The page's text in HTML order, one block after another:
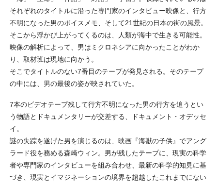
それぞれのタイトルに沿った専門家のインタビュー映像と、行方
不明になった男のボイスメモ、そして21世紀の日本の街の風景。
そこから浮かび上がってくるのは、人類が海中で生きる可能性。
映像の解析によって、男はミクロネシアに向かったことがわか
り、取材班は現地に向かう。
そこでタイトルのない7番目のテープが発見される。そのテープ
の中には、男の最後の姿が映されていた。
7本のビデオテープ残して行方不明になった男の行方を追うとい
う物語とドキュメンタリーが交差する、ドキュメント・オデッセ
イ。
謎の失踪を遂げた男を演じるのは、映画『海獣の子供』でアング
ラード役を務める森崎ウィン。男が残したテープに、現実の科学
者や専門家のインタビューを組み合わせ、最新の科学的知見に基
づき、現実とイマジネーションの境界を超越したこれまでにない